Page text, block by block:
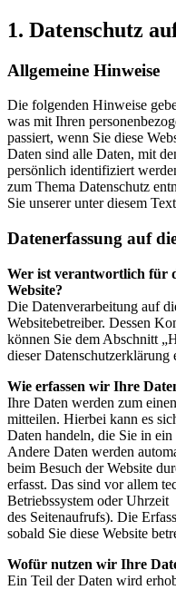
1. Datenschutz
Allgemeine Hinweise
Die folgenden Hinweise
was mit Ihren
passiert, wenn Sie diese
Daten sind alle Daten, mit
persönlich identifiziert
zum Thema Datenschutz
Sie unserer unter diesem
Datenerfassung auf
Wer ist verantwortlich für
Website?
Die Datenverarbeitung auf
Websitebetreiber. Dessen
können Sie dem Abschnitt
dieser Datenschutzerklärung
Wie erfassen wir Ihre
Ihre Daten werden zum
mitteilen. Hierbei kann es
Daten handeln, die Sie in
Andere Daten werden
beim Besuch der Website
erfasst. Das sind vor allem
Betriebssystem oder Uhrzeit
des Seitenaufrufs). Die
sobald Sie diese Website
Wofür nutzen wir Ihre
Ein Teil der Daten wird